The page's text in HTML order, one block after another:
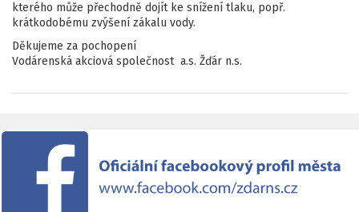
kterého může přechodně dojít ke snížení tlaku, popř.
krátkodobému zvýšení zákalu vody.
Děkujeme za pochopení
Vodárenská akciová společnost a.s. Žďár n.s.